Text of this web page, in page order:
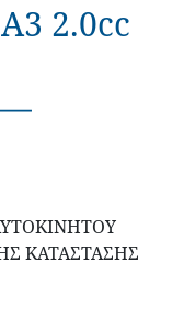
2.0cc
ΚΑΤΑΣΤΑΣΗΣ